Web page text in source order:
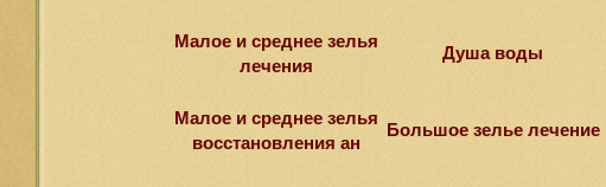
Малое и среднее зелья
лечения
Душа воды
Малое и среднее зелья
восстановления ан
Большое зелье лечение